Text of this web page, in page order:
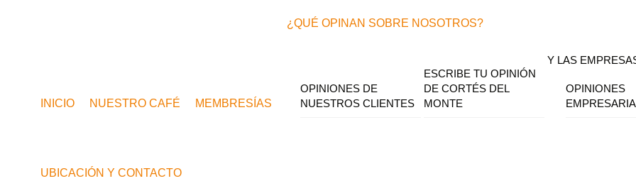
INICIO NUESTRO CAFÉ MEMBRESÍAS
¿QUÉ OPINAN SOBRE NOSOTROS?
OPINIONES DE
NUESTROS CLIENTES
ESCRIBE TU OPINIÓN
DE CORTÉS DEL
MONTE
Y LAS
OPINIONES
UBICACIÓN Y CONTACTO